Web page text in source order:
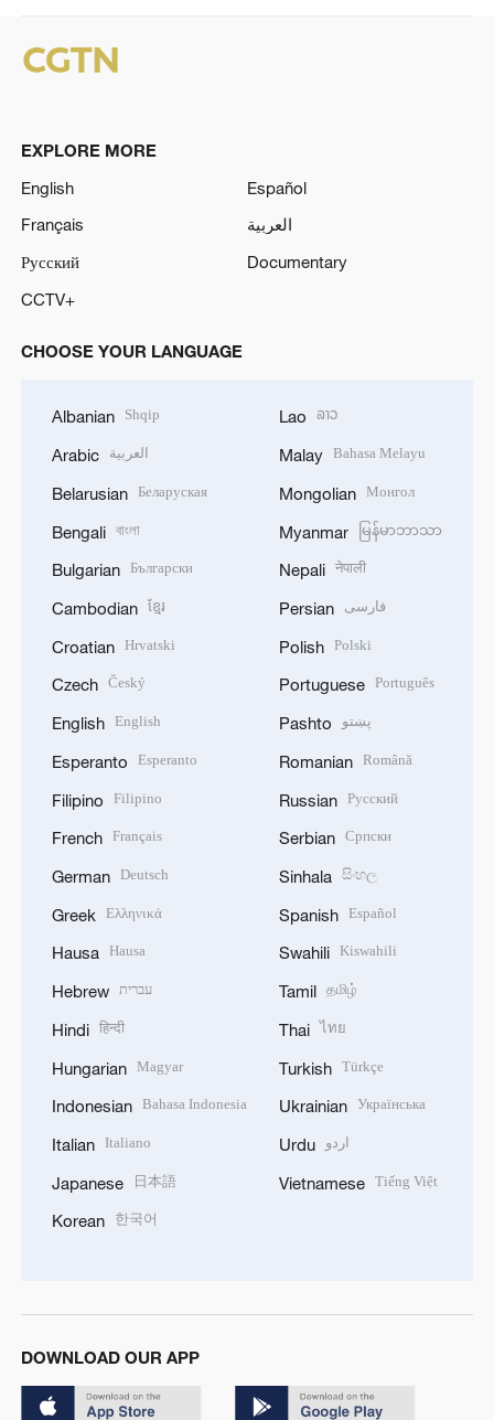
EXPLORE MORE
English
Español
Français
العربية
Русский
Documentary
CCTV+
CHOOSE YOUR LANGUAGE
Albanian Shqip
Arabic العربية
Belarusian Беларуская
Bengali বাংলা
Bulgarian Български
Cambodian ខ្មែរ
Croatian Hrvatski
Czech Český
English English
Esperanto Esperanto
Filipino Filipino
French Français
German Deutsch
Greek Ελληνικά
Hausa Hausa
Hebrew עברית
Hindi हिन्दी
Hungarian Magyar
Indonesian Bahasa Indonesia
Italian Italiano
Japanese 日本語
Korean 한국어
Lao ລາວ
Malay Bahasa Melayu
Mongolian Монгол
Myanmar မြန်မာဘာသာ
Nepali नेपाली
Persian فارسی
Polish Polski
Portuguese Português
Pashto پښتو
Romanian Română
Russian Русский
Serbian Српски
Sinhala සිංහල
Spanish Español
Swahili Kiswahili
Tamil தமிழ்
Thai ไทย
Turkish Türkçe
Ukrainian Українська
Urdu اردو
Vietnamese Tiếng Việt
DOWNLOAD OUR APP